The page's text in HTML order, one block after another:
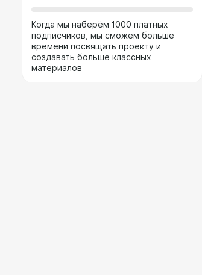
Когда мы наберём 1000 платных
подписчиков, мы сможем больше
времени посвящать проекту и
создавать больше классных
материалов